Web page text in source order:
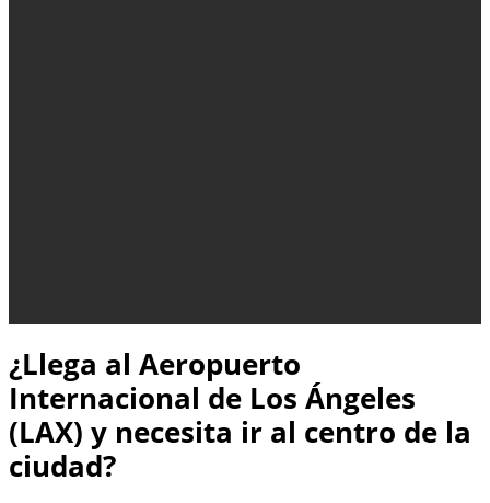
¿Llega al Aeropuerto
Internacional de Los Ángeles
(LAX) y necesita ir al centro de la
ciudad?